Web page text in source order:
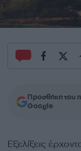
Προσθήκη του
Google
Εξελίξεις